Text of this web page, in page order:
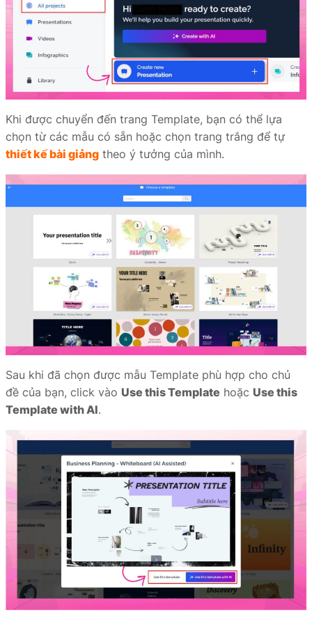
Khi được chuyển đến trang Template, bạn có thể lựa
chọn từ các mẫu có sẵn hoặc chọn trang trắng để tự
thiết kế bài giảng theo ý tưởng của mình.
Sau khi đã chọn được mẫu Template phù hợp cho chủ
đề của bạn, click vào Use this Template hoặc Use this
Template with AI.